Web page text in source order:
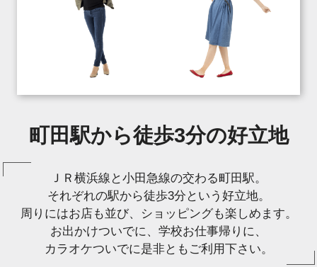
町田駅から徒歩3分の好立地
ＪＲ横浜線と小田急線の交わる町田駅。
それぞれの駅から徒歩3分という好立地。
周りにはお店も並び、ショッピングも楽しめます。
お出かけついでに、学校お仕事帰りに、
カラオケついでに是非ともご利用下さい。